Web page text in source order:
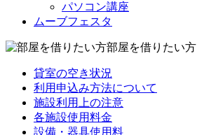
パソコン講座
ムーブフェスタ
部屋を借りたい方
貸室の空き状況
利用申込み方法について
施設利用上の注意
各施設使用料金
設備・器具使用料